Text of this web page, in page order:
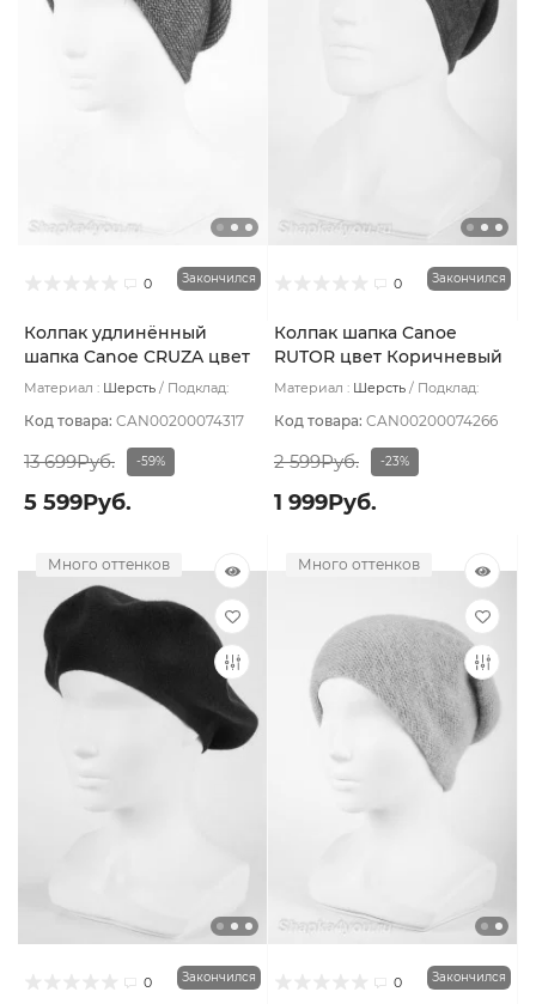
0 Закончился
Колпак удлинённый
шапка Canoe CRUZA цвет
Коричневый
Материал : Шерсть
Подклад:
Код товара: CAN00200074317
13 699Руб. -59%
5 599Руб.
0 Закончился
Колпак шапка Canoe
RUTOR цвет Коричневый
Материал : Шерсть
Подклад:
Код товара: CAN00200074266
2 599Руб. -23%
1 999Руб.
Много оттенков
0 Закончился
Много оттенков
0 Закончился